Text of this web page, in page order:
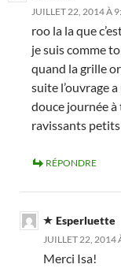
JUILLET 22, 2014 À
roo la la que
je suis comme
quand la grille
suite l’ouvrage
douce journée
ravissants
RÉPONDRE
Esperluette
JUILLET 22, 2014
Merci Isa!